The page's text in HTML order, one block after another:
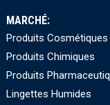
MARCHÉ:
Produits Cosmétiques
Produits Chimiques
Produits
Lingettes Humides